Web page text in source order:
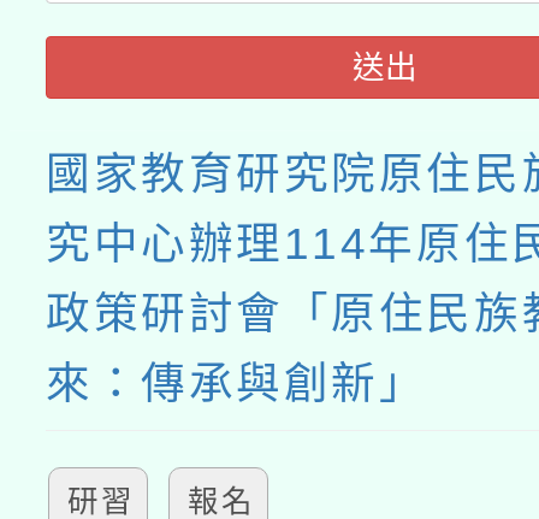
送出
國家教育研究院原住民
究中心辦理114年原住
政策研討會「原住民族
來：傳承與創新」
研習 報名